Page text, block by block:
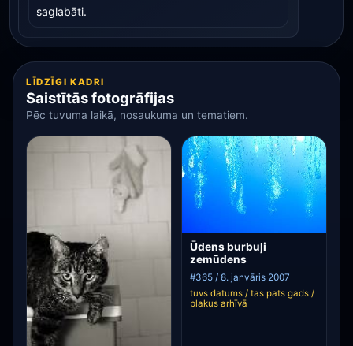
saglabāti.
LĪDZĪGI KADRI
Saistītās fotogrāfijas
Pēc tuvuma laikā, nosaukuma un tematiem.
Ūdens burbuļi
zemūdens
#365 / 8. janvāris 2007
tuvs datums / tas pats gads /
blakus arhīvā